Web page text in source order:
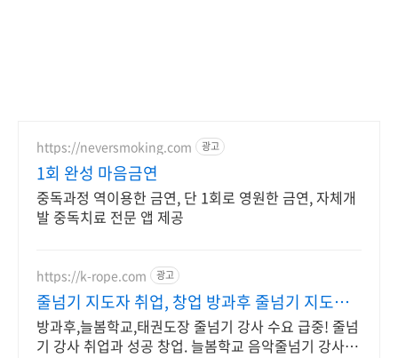
https://neversmoking.com 광고
1회 완성 마음금연
중독과정 역이용한 금연, 단 1회로 영원한 금연, 자체개
발 중독치료 전문 앱 제공
https://k-rope.com 광고
줄넘기 지도자 취업, 창업 방과후 줄넘기 지도자
양성
방과후,늘봄학교,태권도장 줄넘기 강사 수요 급중! 줄넘
기 강사 취업과 성공 창업. 늘봄학교 음악줄넘기 강사 자